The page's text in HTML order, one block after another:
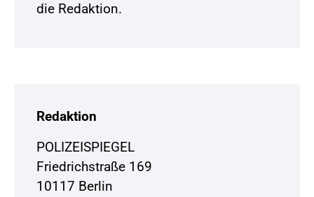
die Redaktion.
Redaktion
POLIZEISPIEGEL
Friedrichstraße 169
10117 Berlin